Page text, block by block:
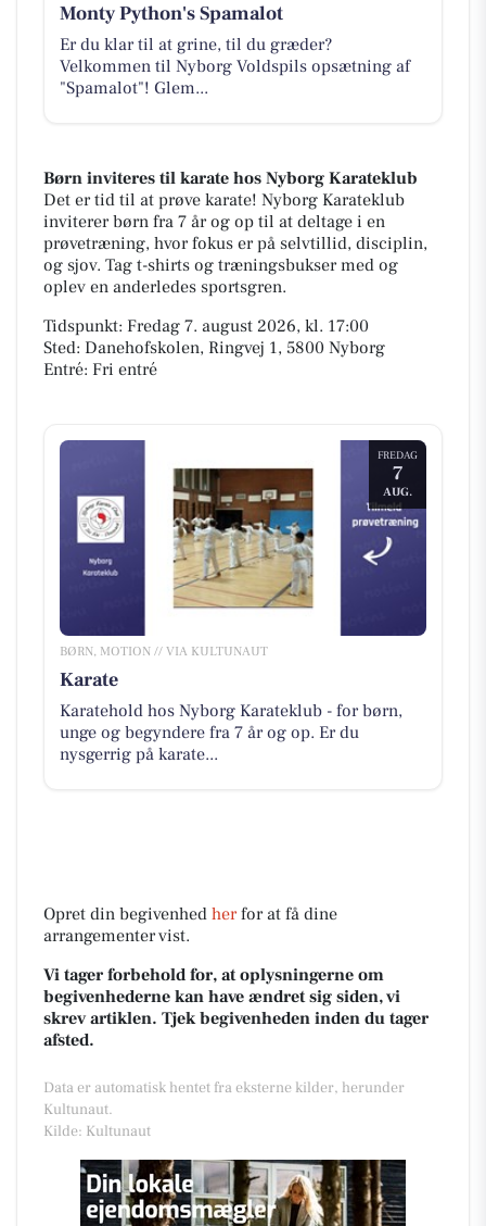
Monty Python's Spamalot
Er du klar til at grine, til du græder?
Velkommen til Nyborg Voldspils opsætning af
"Spamalot"! Glem...
Børn inviteres til karate hos Nyborg Karateklub
Det er tid til at prøve karate! Nyborg Karateklub
inviterer børn fra 7 år og op til at deltage i en
prøvetræning, hvor fokus er på selvtillid, disciplin,
og sjov. Tag t-shirts og træningsbukser med og
oplev en anderledes sportsgren.
Tidspunkt: Fredag 7. august 2026, kl. 17:00
Sted: Danehofskolen, Ringvej 1, 5800 Nyborg
Entré: Fri entré
FREDAG
7
AUG.
BØRN, MOTION // VIA KULTUNAUT
Karate
Karatehold hos Nyborg Karateklub - for børn,
unge og begyndere fra 7 år og op. Er du
nysgerrig på karate...
Opret din begivenhed herfor at få dine
arrangementer vist.
Vi tager forbehold for, at oplysningerne om
begivenhederne kan have ændret sig siden, vi
skrev artiklen. Tjek begivenheden inden du tager
afsted.
Data er automatisk hentet fra eksterne kilder, herunder
Kultunaut.
Kilde: Kultunaut